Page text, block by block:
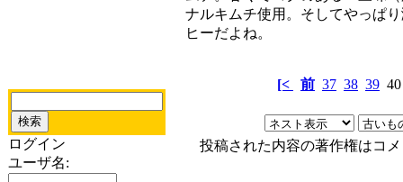
ログイン
ユーザ名:
ナルキムチ使用。そしてやっぱ
ヒーだよね。
[< 前 37 38 39
投稿された内容の著作権はコ